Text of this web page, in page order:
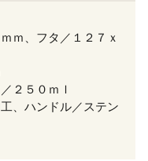
ｍ、フタ／１２７ｘ
２５０ｍｌ
、ハンドル／ステン